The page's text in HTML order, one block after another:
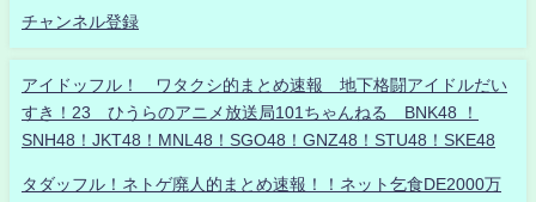
チャンネル登録
アイドッフル！ ワタクシ的まとめ速報 地下格闘アイドルだい
すき！23 ひうらのアニメ放送局101ちゃんねる BNK48 ！
SNH48！JKT48！MNL48！SGO48！GNZ48！STU48！SKE48
タダッフル！ネトゲ廃人的まとめ速報！！ネット乞食DE2000万